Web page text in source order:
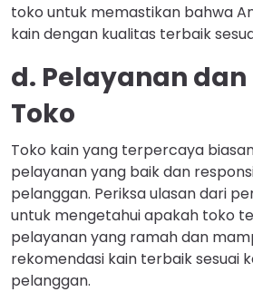
toko untuk memastikan bahwa
kain dengan kualitas terbaik
d. Pelayanan
Toko
Toko kain yang terpercaya
pelayanan yang baik dan
pelanggan. Periksa ulasan dari
untuk mengetahui apakah toko
pelayanan yang ramah dan
rekomendasi kain terbaik sesuai
pelanggan.